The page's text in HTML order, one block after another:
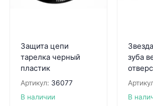
Защита цепи
тарелка черный
пластик
Артикул: 36077
В наличии
зуба
В